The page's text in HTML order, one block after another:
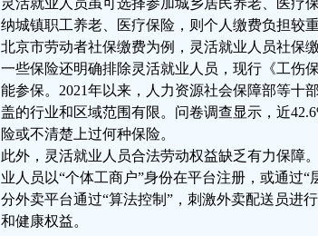
灵活就业人员虽可选择参加城乡居民养老、医疗
纳城镇职工养老、医疗保险，则个人缴费负担较
北京市劳动者社保缴费为例，灵活就业人员社保
一些保险还明确排除灵活就业人员，现行《工伤
能参保。2021年以来，人力资源社会保障部等十
盖的行业和区域范围有限。问卷调查显示，近
险或不清楚上过何种保险。
此外，灵活就业人员合法劳动权益缺乏有力保障
业人员以“个体工商户”身份在平台注册，或通过
分外卖平台通过“算法控制”，刺激外卖配送员进
和健康权益。